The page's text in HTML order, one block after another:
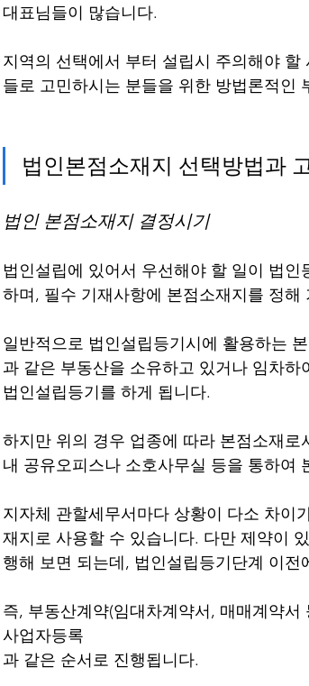
대표님들이 많습니다.
지역의 선택에서 부터 설립시 주의해야
들로 고민하시는 분들을 위한 방법론적인
법인본점소재지 선택방법과
법인 본점소재지 결정시기
법인설립에 있어서 우선해야 할 일이 법
하며, 필수 기재사항에 본점소재지를 정해
일반적으로 법인설립등기시에 활용하는
과 같은 부동산을 소유하고 있거나 임차
법인설립등기를 하게 됩니다.
하지만 위의 경우 업종에 따라 본점소재
내 공유오피스나 소호사무실 등을 통하여
지자체 관할세무서마다 상황이 다소 차이
재지로 사용할 수 있습니다. 다만 제약이
행해 보면 되는데, 법인설립등기단계 이전
즉, 부동산계약(임대차계약서, 매매계약
사업자등록
과 같은 순서로 진행됩니다.